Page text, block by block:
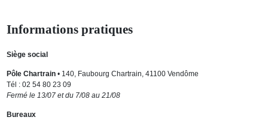
Informations pratiques
Siège social
Pôle Chartrain• 140, Faubourg Chartrain, 41100 Vendôme
Tél : 02 54 80 23 09
Fermé le 13/07 et du 7/08 au 21/08
Bureaux